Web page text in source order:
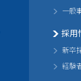
一般
採用
新卒
経験